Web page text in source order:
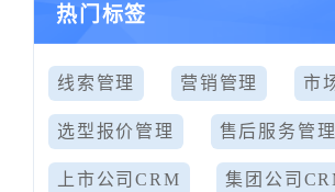
热门标签
线索管理 营销管理 市
选型报价管理 售后服务管理
上市公司CRM 集团公司